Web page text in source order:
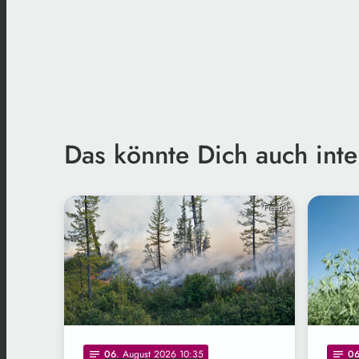
Das könnte Dich auch
Freepik
notes 06. August 2026 10:35 notes 06